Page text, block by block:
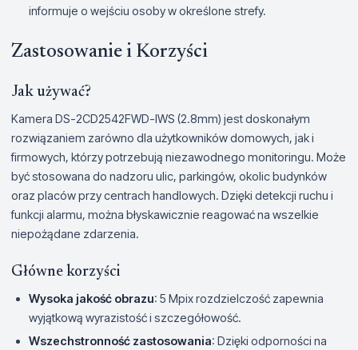
informuje o wejściu osoby w określone strefy.
Zastosowanie i Korzyści
Jak używać?
Kamera DS-2CD2542FWD-IWS (2.8mm) jest doskonałym
rozwiązaniem zarówno dla użytkowników domowych, jak i
firmowych, którzy potrzebują niezawodnego monitoringu. Może
być stosowana do nadzoru ulic, parkingów, okolic budynków
oraz placów przy centrach handlowych. Dzięki detekcji ruchu i
funkcji alarmu, można błyskawicznie reagować na wszelkie
niepożądane zdarzenia.
Główne korzyści
Wysoka jakość obrazu: 5 Mpix rozdzielczość zapewnia
wyjątkową wyrazistość i szczegółowość.
Wszechstronność zastosowania: Dzięki odporności na